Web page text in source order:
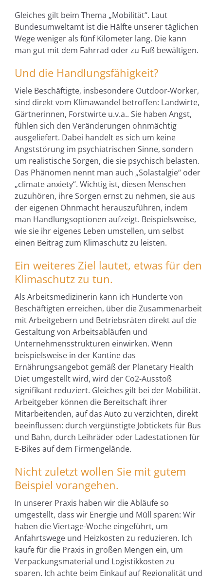
Gleiches gilt beim Thema „Mobilität“. Laut
Bundesumweltamt ist die Hälfte unserer täglichen
Wege weniger als fünf Kilometer lang. Die kann
man gut mit dem Fahrrad oder zu Fuß bewältigen.
Und die Handlungsfähigkeit?
Viele Beschäftigte, insbesondere Outdoor-Worker,
sind direkt vom Klimawandel betroffen: Landwirte,
Gärtnerinnen, Forstwirte u.v.a.. Sie haben Angst,
fühlen sich den Veränderungen ohnmächtig
ausgeliefert. Dabei handelt es sich um keine
Angststörung im psychiatrischen Sinne, sondern
um realistische Sorgen, die sie psychisch belasten.
Das Phänomen nennt man auch „Solastalgie“ oder
„climate anxiety“. Wichtig ist, diesen Menschen
zuzuhören, ihre Sorgen ernst zu nehmen, sie aus
der eigenen Ohnmacht herauszuführen, indem
man Handlungsoptionen aufzeigt. Beispielsweise,
wie sie ihr eigenes Leben umstellen, um selbst
einen Beitrag zum Klimaschutz zu leisten.
Ein weiteres Ziel lautet, etwas für den
Klimaschutz zu tun.
Als Arbeitsmedizinerin kann ich Hunderte von
Beschäftigten erreichen, über die Zusammenarbeit
mit Arbeitgebern und Betriebsräten direkt auf die
Gestaltung von Arbeitsabläufen und
Unternehmensstrukturen einwirken. Wenn
beispielsweise in der Kantine das
Ernährungsangebot gemäß der Planetary Health
Diet umgestellt wird, wird der Co2-Ausstoß
signifikant reduziert. Gleiches gilt bei der Mobilität.
Arbeitgeber können die Bereitschaft ihrer
Mitarbeitenden, auf das Auto zu verzichten, direkt
beeinflussen: durch vergünstigte Jobtickets für Bus
und Bahn, durch Leihräder oder Ladestationen für
E-Bikes auf dem Firmengelände.
Nicht zuletzt wollen Sie mit gutem
Beispiel vorangehen.
In unserer Praxis haben wir die Abläufe so
umgestellt, dass wir Energie und Müll sparen: Wir
haben die Viertage-Woche eingeführt, um
Anfahrtswege und Heizkosten zu reduzieren. Ich
kaufe für die Praxis in großen Mengen ein, um
Verpackungsmaterial und Logistikkosten zu
sparen. Ich achte beim Einkauf auf Regionalität und